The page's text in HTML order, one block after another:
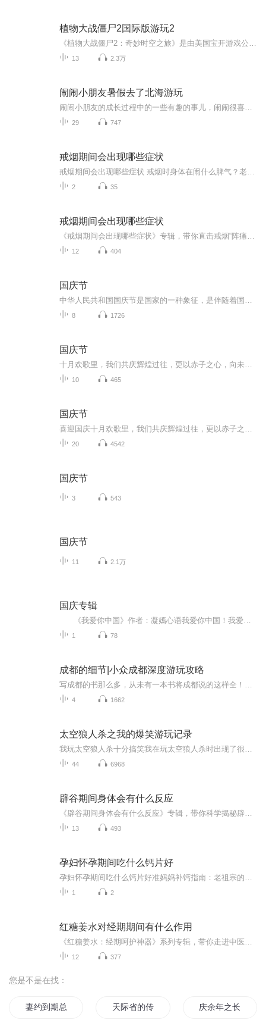
植物大战僵尸2国际版游玩2
13 2.3万
闹闹小朋友暑假去了北海游玩
29 747
戒烟期间会出现哪些症状
2 35
戒烟期间会出现哪些症状
12 404
国庆节
8 1726
国庆节
10 465
国庆节
20 4542
国庆节
3 543
国庆节
11 2.1万
国庆专辑
1 78
成都的细节|小众成都深度游玩攻略
4 1662
太空狼人杀之我的爆笑游玩记录
44 6968
辟谷期间身体会有什么反应
13 493
孕妇怀孕期间吃什么钙片好
1 2
红糖姜水对经期期间有什么作用
12 377
您是不是在找：
妻约到期总裁不玩了 天际省的传说 庆余年之长歌行